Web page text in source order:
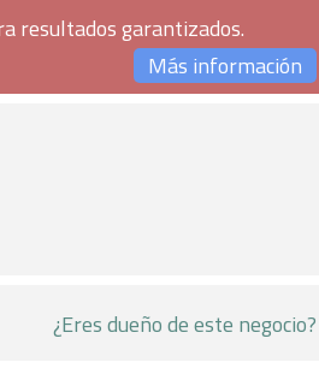
resultados garantizados.
Más información
¿Eres dueño de este negocio?